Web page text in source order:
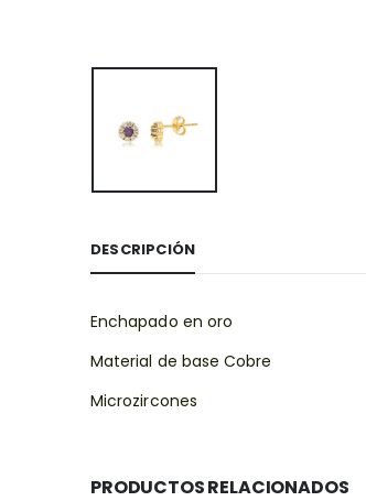
DESCRIPCIÓN
Enchapado en oro
Material de base Cobre
Microzircones
PRODUCTOS RELACIONADOS